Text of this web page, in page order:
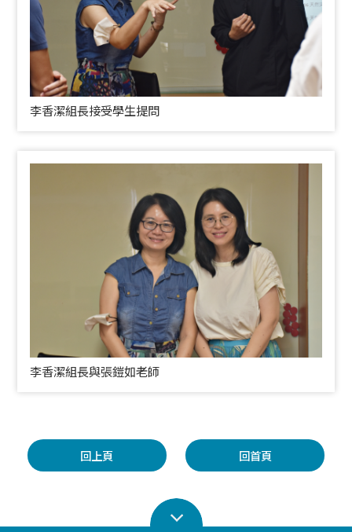
李香潔組長接受學生提問
李香潔組長與張鎧如老師
回上頁 回首頁